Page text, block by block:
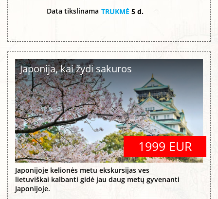
Data tikslinama TRUKMĖ 5 d.
Japonija, kai žydi sakuros
1999 EUR
Japonijoje kelionės metu ekskursijas ves
lietuviškai kalbanti gidė jau daug metų gyvenanti
Japonijoje.